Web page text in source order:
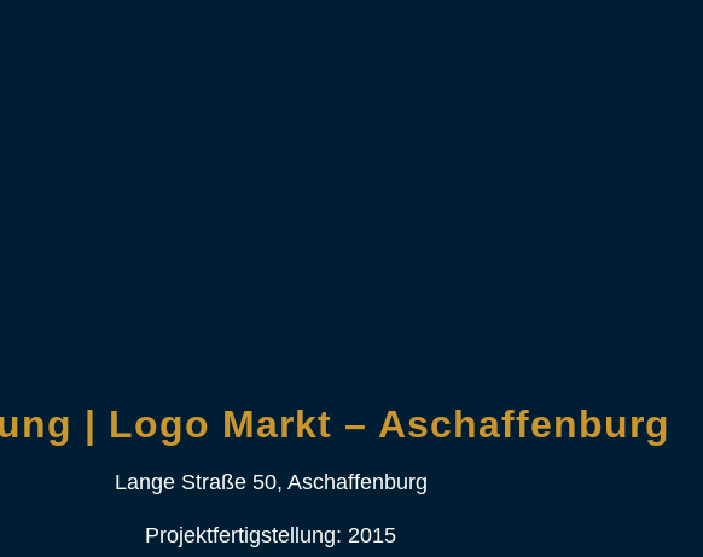
| Logo Markt – Aschaffenburg
Lange Straße 50, Aschaffenburg
Projektfertigstellung: 2015